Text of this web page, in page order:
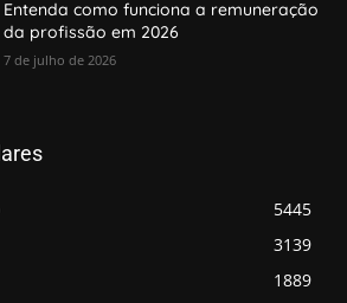
Entenda como funciona a remuneração
da profissão em 2026
7 de julho de 2026
5445
3139
1889